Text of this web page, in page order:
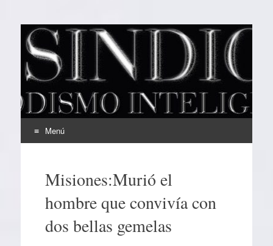
EL SINDICAL
Periodismo Inteligente
Menú
contenidoMisiones:Murió el
hombre que convivía con
dos bellas gemelas